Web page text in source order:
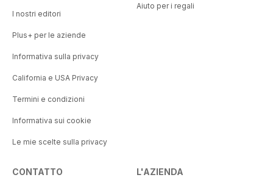
I nostri editori
Plus+ per le aziende
Informativa sulla privacy
California e USA Privacy
Termini e condizioni
Informativa sui cookie
Le mie scelte sulla privacy
Aiuto per i regali
CONTATTO L'AZIENDA